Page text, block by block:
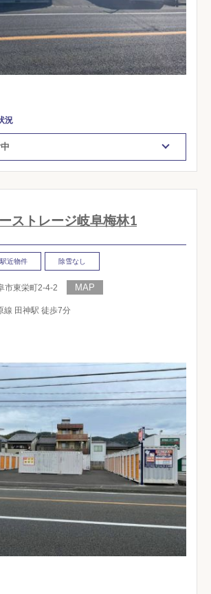
況
ストレージ岐阜梅林1
駅近物件 除雪なし
市東栄町2-4-2
線 田神駅 徒歩7分